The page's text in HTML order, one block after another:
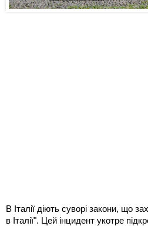
В Італії діють суворі закони, що
в Італії". Цей інцидент укотре